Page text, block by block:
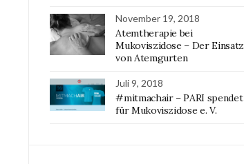
November 19, 2018
Atemtherapie bei
Mukoviszidose – Der Einsatz
von Atemgurten
Juli 9, 2018
#mitmachair – PARI spendet
für Mukoviszidose e. V.